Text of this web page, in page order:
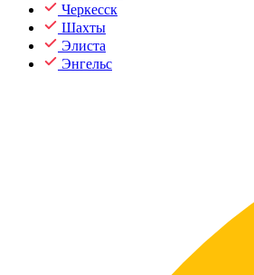
Черкесск
Шахты
Элиста
Энгельс